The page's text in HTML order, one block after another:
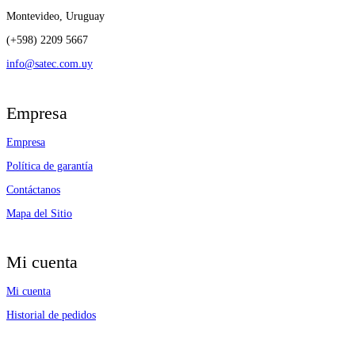
Montevideo, Uruguay
(+598) 2209 5667
info@satec.com.uy
Empresa
Empresa
Política de garantía
Contáctanos
Mapa del Sitio
Mi cuenta
Mi cuenta
Historial de pedidos